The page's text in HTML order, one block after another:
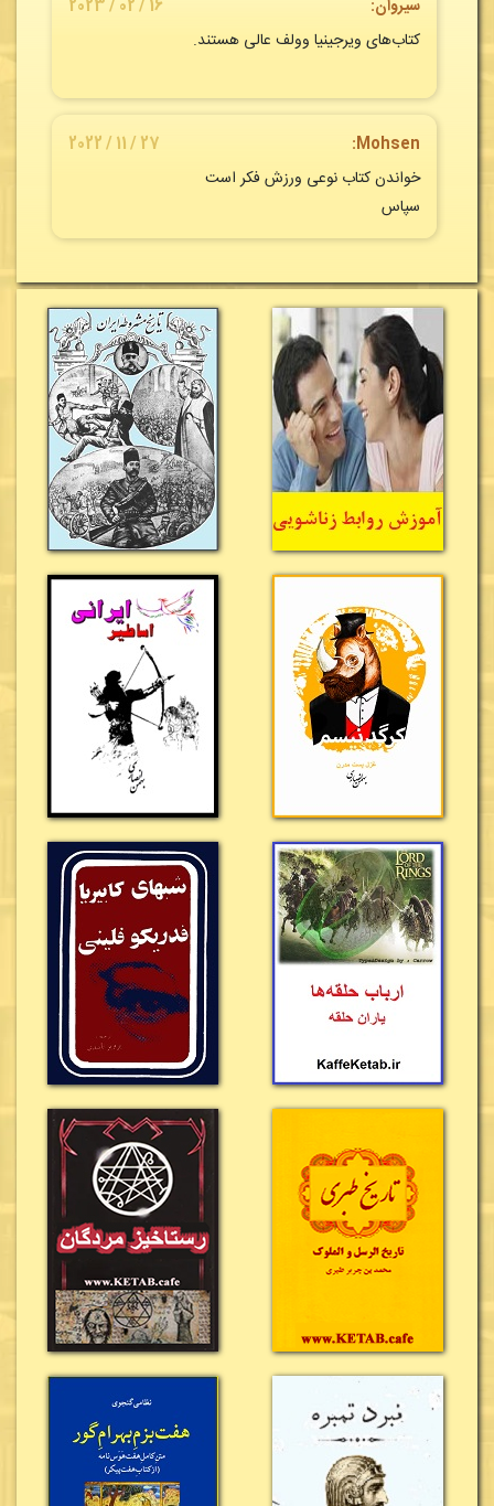
سیروان:
16 / 02 / 2023
کتاب‌های ویرجینیا وولف عالی هستند.
Mohsen:
27 / 11 / 2022
خواندن کتاب نوعی ورزش فکر است
سپاس